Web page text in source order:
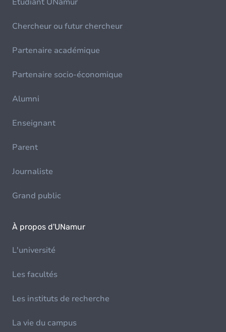
Chercheur ou futur chercheur
Partenaire académique
Partenaire socio-économique
Alumni
Enseignant
Parent
Journaliste
Grand public
À propos d'UNamur
L'université
Les facultés
Les instituts de recherche
La vie du campus